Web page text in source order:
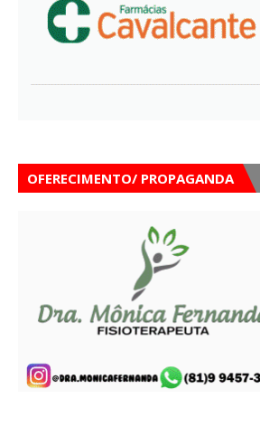
OFERECIMENTO/ PROPAGANDA